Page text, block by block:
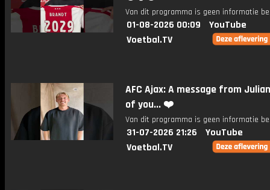
Van dit programma is geen informatie
01-08-2026 00:09
YouTube
Voetbal.TV
AFC Ajax: A message from
of you... ❤️
Van dit programma is geen informatie
31-07-2026 21:26
YouTube
Voetbal.TV